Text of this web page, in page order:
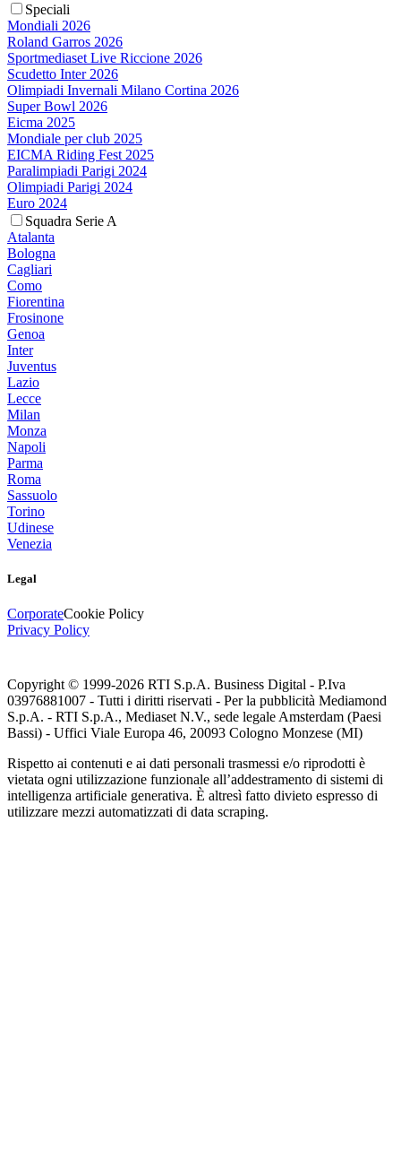
Speciali
Mondiali 2026
Roland Garros 2026
Sportmediaset Live Riccione 2026
Scudetto Inter 2026
Olimpiadi Invernali Milano Cortina 2026
Super Bowl 2026
Eicma 2025
Mondiale per club 2025
EICMA Riding Fest 2025
Paralimpiadi Parigi 2024
Olimpiadi Parigi 2024
Euro 2024
Squadra Serie A
Atalanta
Bologna
Cagliari
Como
Fiorentina
Frosinone
Genoa
Inter
Juventus
Lazio
Lecce
Milan
Monza
Napoli
Parma
Roma
Sassuolo
Torino
Udinese
Venezia
Legal
CorporateCookie Policy
Privacy Policy
Copyright © 1999-2026 RTI S.p.A. Business Digital - P.Iva
03976881007 - Tutti i diritti riservati - Per la pubblicità Mediamond
S.p.A. - RTI S.p.A., Mediaset N.V., sede legale Amsterdam (Paesi
Bassi) - Uffici Viale Europa 46, 20093 Cologno Monzese (MI)
Rispetto ai contenuti e ai dati personali trasmessi e/o riprodotti è
vietata ogni utilizzazione funzionale all’addestramento di sistemi di
intelligenza artificiale generativa. È altresì fatto divieto espresso di
utilizzare mezzi automatizzati di data scraping.